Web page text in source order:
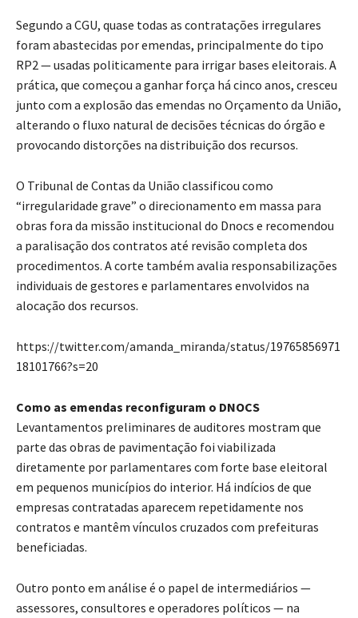
Segundo a CGU, quase todas as contratações irregulares
foram abastecidas por emendas, principalmente do tipo
RP2 — usadas politicamente para irrigar bases eleitorais. A
prática, que começou a ganhar força há cinco anos, cresceu
junto com a explosão das emendas no Orçamento da União,
alterando o fluxo natural de decisões técnicas do órgão e
provocando distorções na distribuição dos recursos.
O Tribunal de Contas da União classificou como
“irregularidade grave” o direcionamento em massa para
obras fora da missão institucional do Dnocs e recomendou
a paralisação dos contratos até revisão completa dos
procedimentos. A corte também avalia responsabilizações
individuais de gestores e parlamentares envolvidos na
alocação dos recursos.
https://twitter.com/amanda_miranda/status/19765856971
18101766?s=20
Como as emendas reconfiguram o DNOCS
Levantamentos preliminares de auditores mostram que
parte das obras de pavimentação foi viabilizada
diretamente por parlamentares com forte base eleitoral
em pequenos municípios do interior. Há indícios de que
empresas contratadas aparecem repetidamente nos
contratos e mantêm vínculos cruzados com prefeituras
beneficiadas.
Outro ponto em análise é o papel de intermediários —
assessores, consultores e operadores políticos — na